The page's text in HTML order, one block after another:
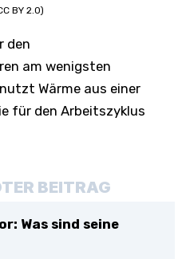
BY 2.0)
den
am wenigsten
nutzt Wärme aus einer
für den Arbeitszyklus
BEITRAG
Was sind seine